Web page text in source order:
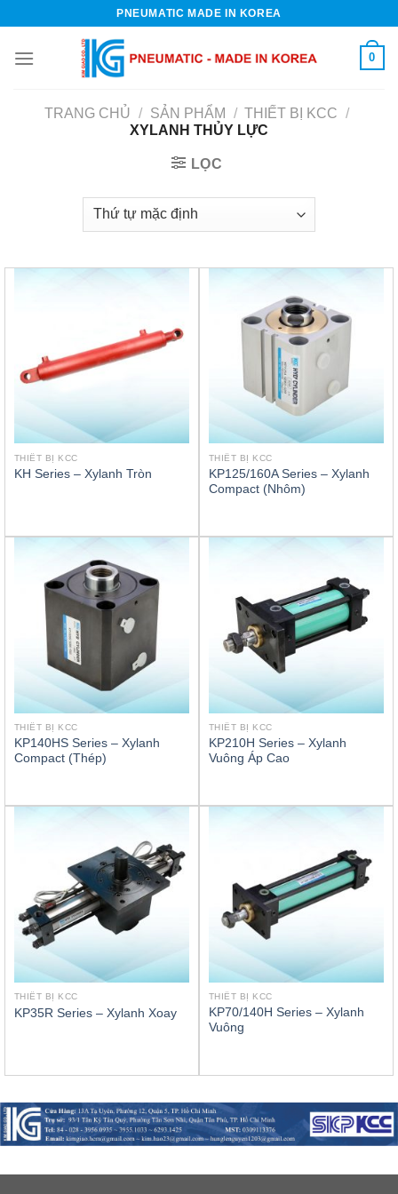
content
PNEUMATIC MADE IN KOREA
0
TRANG CHỦ / SẢN PHẨM / THIẾT BỊ KCC /
XYLANH THỦY LỰC
LỌC
THIẾT BỊ KCC
KH Series – Xylanh Tròn
THIẾT BỊ KCC
KP125/160A Series – Xylanh
Compact (Nhôm)
THIẾT BỊ KCC
KP140HS Series – Xylanh
Compact (Thép)
THIẾT BỊ KCC
KP210H Series – Xylanh
Vuông Áp Cao
THIẾT BỊ KCC
KP35R Series – Xylanh Xoay
THIẾT BỊ KCC
KP70/140H Series – Xylanh
Vuông